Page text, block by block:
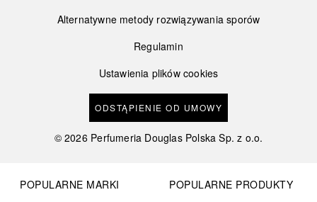
Alternatywne metody rozwiązywania sporów
Regulamin
Ustawienia plików cookies
ODSTĄPIENIE OD UMOWY
©2026 Perfumeria Douglas Polska Sp. z o.o.
POPULARNE MARKI
POPULARNE PRODUKTY